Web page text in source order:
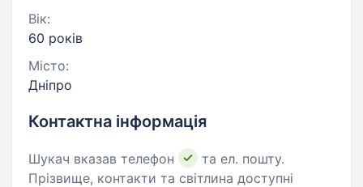
Вік:
60 років
Місто:
Дніпро
Контактна інформація
Шукач вказав телефон
та ел. пошту.
Прізвище, контакти та світлина доступні